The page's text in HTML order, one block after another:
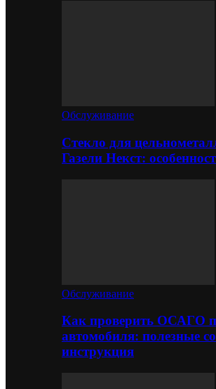
Обслуживание
Стекло для
Газели Некст:
Обслуживание
Как проверить ОСАГО
автомобиля: полезные
инструкция